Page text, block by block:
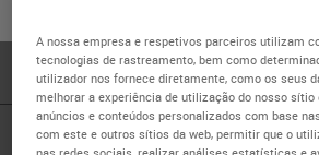
immunohistochemistry industry.
A nossa empresa e respetivos parceiros utilizam
tecnologias de rastreamento, bem como
utilizador nos fornece diretamente, como os seus
melhorar a experiência de utilização do nosso sítio
anúncios e conteúdos personalizados com base
com este e outros sítios da web, permitir que o